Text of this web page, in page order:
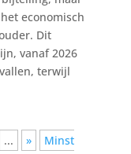
economisch
Dit
vanaf 2026
terwijl
... »
Minst